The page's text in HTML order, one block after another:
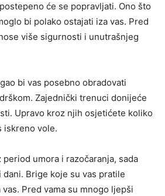
će se popravljati. Ono što
bi polako ostajati iza vas. Pred
više sigurnosti i unutrašnjeg
bi vas posebno obradovati
Zajednički trenuci donijeće
Upravo kroz njih osjetićete koliko
iskreno vole.
umora i razočaranja, sada
Brige koje su vas pratile
Pred vama su mnogo ljepši